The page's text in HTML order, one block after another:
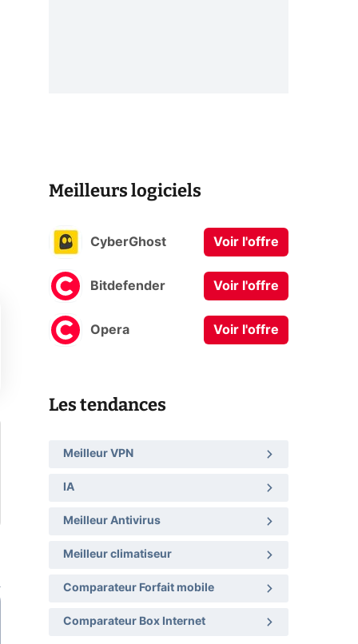
Meilleurs logiciels
CyberGhost Voir l'offre
Bitdefender Voir l'offre
Opera Voir l'offre
Les tendances
Meilleur VPN
IA
Meilleur Antivirus
Meilleur climatiseur
Comparateur Forfait mobile
Comparateur Box Internet